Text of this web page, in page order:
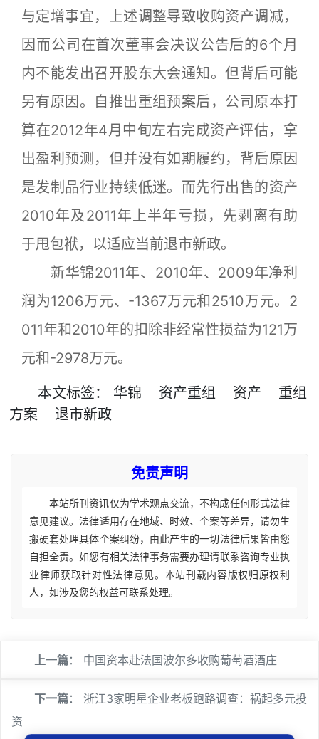
与定增事宜，上述调整导致收购资产调减，
因而公司在首次董事会决议公告后的6个月
内不能发出召开股东大会通知。但背后可能
另有原因。自推出重组预案后，公司原本打
算在2012年4月中旬左右完成资产评估，拿
出盈利预测，但并没有如期履约，背后原因
是发制品行业持续低迷。而先行出售的资产
2010年及2011年上半年亏损，先剥离有助
于甩包袱，以适应当前退市新政。
新华锦2011年、2010年、2009年净利
润为1206万元、-1367万元和2510万元。2
011年和2010年的扣除非经常性损益为121万
元和-2978万元。
本文标签： 华锦 资产重组 资产
重组
方案
退市新政
免责声明
本站所刊资讯仅为学术观点交流，不构成任何形式法律
意见建议。法律适用存在地域、时效、个案等差异，请勿生
搬硬套处理具体个案纠纷，由此产生的一切法律后果皆由您
自担全责。如您有相关法律事务需要办理请联系咨询专业执
业律师获取针对性法律意见。本站刊载内容版权归原权利
人，如涉及您的权益可联系处理。
上一篇： 中国资本赴法国波尔多收购葡萄酒酒庄
下一篇： 浙江3家明星企业老板跑路调查：祸起多元投
资